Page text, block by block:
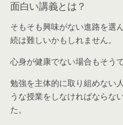
面白い講義とは？
そもそも興味がない進路を選
続は難しいかもしれません。
心身が健康でない場合もそうで
勉強を主体的に取り組めない
うな授業をしなければならな
た。